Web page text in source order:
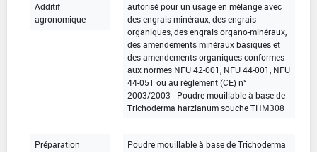
Additif
agronomique
autorisé pour un usage en mélange avec
des engrais minéraux, des engrais
organiques, des engrais organo-minéraux,
des amendements minéraux basiques et
des amendements organiques conformes
aux normes NFU 42-001, NFU 44-001, NFU
44-051 ou au règlement (CE) n°
2003/2003 - Poudre mouillable à base de
Trichoderma harzianum souche THM308
Préparation
Poudre mouillable à base de Trichoderma